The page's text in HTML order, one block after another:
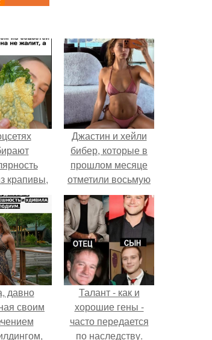
крапивы,
в
Джастин и хейли
бибер, которые в
прошлом месяце
отметили восьмую
годовщину
помолвки, показали
новые фото с
совместного
отдыха.
давно
своим
Талант - как и
хорошие гены -
часто передается
по наследству.